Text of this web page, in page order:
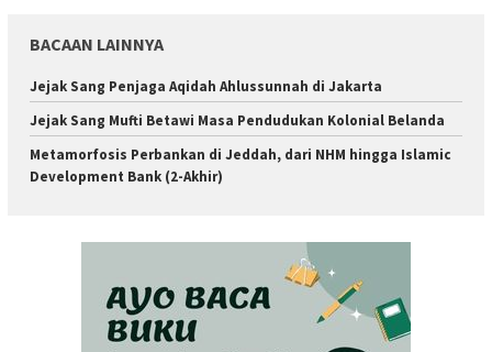
BACAAN LAINNYA
Jejak Sang Penjaga Aqidah Ahlussunnah di Jakarta
Jejak Sang Mufti Betawi Masa Pendudukan Kolonial Belanda
Metamorfosis Perbankan di Jeddah, dari NHM hingga Islamic
Development Bank (2-Akhir)